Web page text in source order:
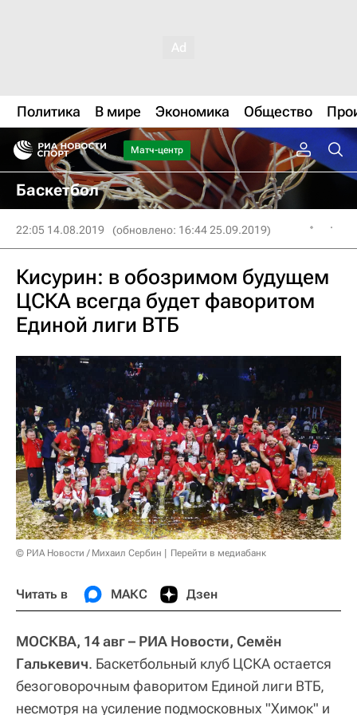
Политика В мире Экономика Общество
Матч-центр
Баскетбол
22:05 14.08.2019 (обновлено: 16:44 25.09.2019)
Кисурин: в обозримом будущем
ЦСКА всегда будет фаворитом
Единой лиги ВТБ
© РИА Новости / Михаил Сербин Перейти в медиабанк
Читать в МАКС Дзен
МОСКВА, 14 авг – РИА Новости, Семён
Галькевич. Баскетбольный клуб ЦСКА остается
безоговорочным фаворитом Единой лиги ВТБ,
несмотря на усиление подмосковных "Химок" и